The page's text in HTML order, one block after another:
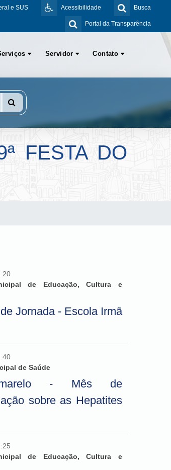
Busca
Acessibilidade
e SUS
Portal da Transparência
Servidor Contato
FESTA DO
de Educação, Cultura e
Jornada - Escola Irmã
de Saúde
- Mês de
sobre as Hepatites
de Educação, Cultura e